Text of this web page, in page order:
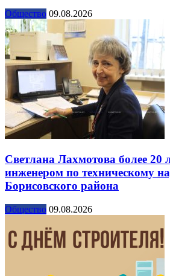
Общество 09.08.2026
Светлана Лахмотова более 20
инженером по техническому
Борисовского района
Общество 09.08.2026